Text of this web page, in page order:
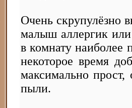
Очень скрупулёзно
малыш аллергик
в комнату наиболее
некоторое время
максимально
пыли.